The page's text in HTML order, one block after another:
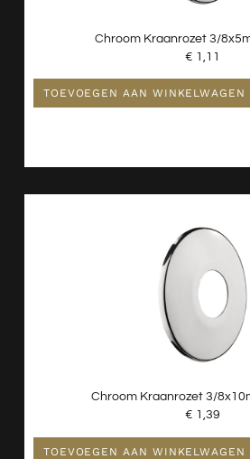
Chroom Kraanrozet 3/
€ 1,11
TOEVOEGEN AAN WINKELWAGEN
Chroom Kraanrozet 3/
€ 1,39
TOEVOEGEN AAN WINKELWAGEN